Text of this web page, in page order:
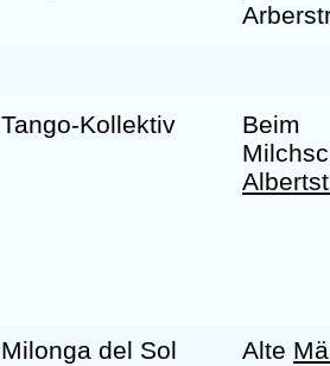
Tango-Kollektiv
Beim
Milonga del Sol Alte